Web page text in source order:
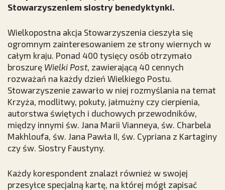
Stowarzyszeniem siostry benedyktynki.
Wielkopostna akcja Stowarzyszenia cieszyła się
ogromnym zainteresowaniem ze strony wiernych w
całym kraju. Ponad 400 tysięcy osób otrzymało
broszurę Wielki Post, zawierającą 40 cennych
rozważań na każdy dzień Wielkiego Postu.
Stowarzyszenie zawarło w niej rozmyślania na temat
Krzyża, modlitwy, pokuty, jałmużny czy cierpienia,
autorstwa świętych i duchowych przewodników,
między innymi św. Jana Marii Vianneya, św. Charbela
Makhloufa, św. Jana Pawła II, św. Cypriana z Kartaginy
czy św. Siostry Faustyny.
Każdy korespondent znalazł również w swojej
przesyłce specjalną kartę, na której mógł zapisać